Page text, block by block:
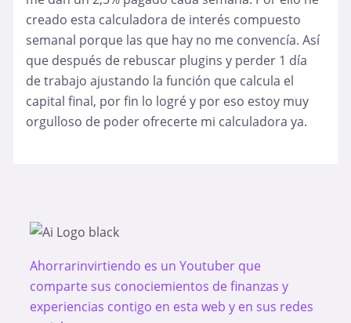
creado esta calculadora de interés compuesto
semanal porque las que hay no me convencía. Así
que después de rebuscar plugins y perder 1 día
de trabajo ajustando la función que calcula el
capital final, por fin lo logré y por eso estoy muy
orgulloso de poder ofrecerte mi calculadora ya.
Ahorrarinvirtiendo es un Youtuber que
comparte sus conociemientos de finanzas y
experiencias contigo en esta web y en sus redes